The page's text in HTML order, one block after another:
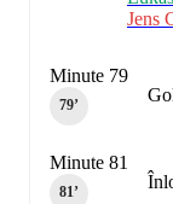
Jens
Minute 79
79‎’‎
Minute 81
81‎’‎